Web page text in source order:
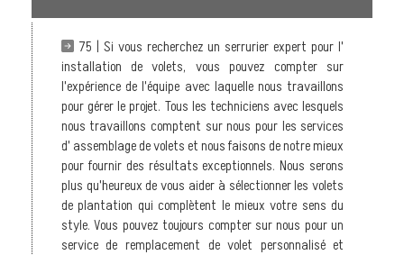
75 | Si vous recherchez un serrurier expert pour l'
installation de volets, vous pouvez compter sur
l'expérience de l'équipe avec laquelle nous travaillons
pour gérer le projet. Tous les techniciens avec lesquels
nous travaillons comptent sur nous pour les services
d' assemblage de volets et nous faisons de notre mieux
pour fournir des résultats exceptionnels. Nous serons
plus qu'heureux de vous aider à sélectionner les volets
de plantation qui complètent le mieux votre sens du
style. Vous pouvez toujours compter sur nous pour un
service de remplacement de volet personnalisé et